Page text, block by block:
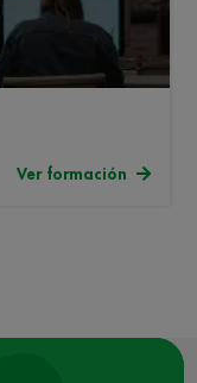
Ver formación